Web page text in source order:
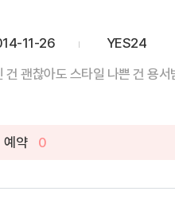
11-26
YES24
괜찮아도 스타일 나쁜 건 용
예약 0